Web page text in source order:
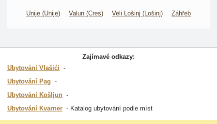
Unije (Unije) Valun (Cres) Veli Lošinj (Lošinj) Záhřeb
Zajímavé odkazy:
Ubytování Vlašići
Ubytování Pag
Ubytování Košljun
Ubytování Kvarner
Katalog ubytování podle míst